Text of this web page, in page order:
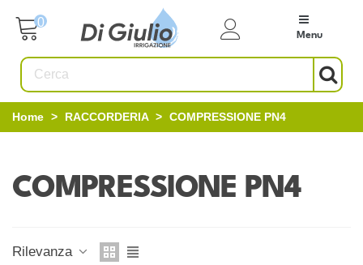
0
Menu
Home > RACCORDERIA > COMPRESSIONE PN4
COMPRESSIONE PN4
Rilevanza